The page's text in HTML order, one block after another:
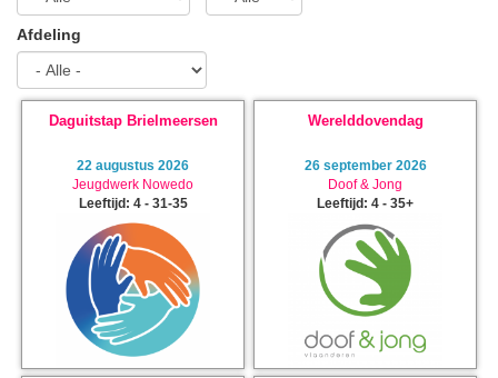
Afdeling
Daguitstap Brielmeersen
22 augustus 2026
Jeugdwerk Nowedo
Leeftijd: 4 - 31-35
Werelddovendag
26 september 2026
Doof & Jong
Leeftijd: 4 - 35+